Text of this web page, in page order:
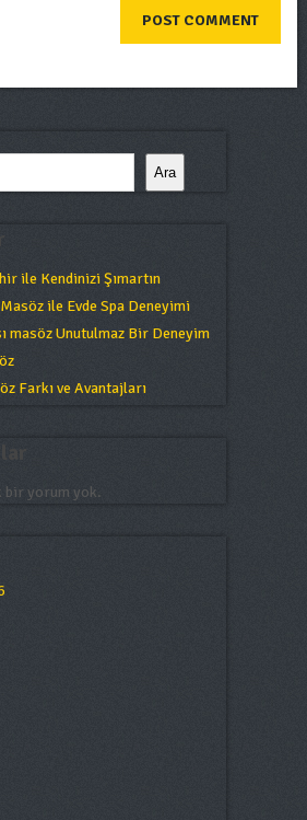
Ara
ile Kendinizi Şımartın
ile Evde Spa Deneyimi
masöz Unutulmaz Bir Deneyim
Farkı ve Avantajları
bir yorum yok.